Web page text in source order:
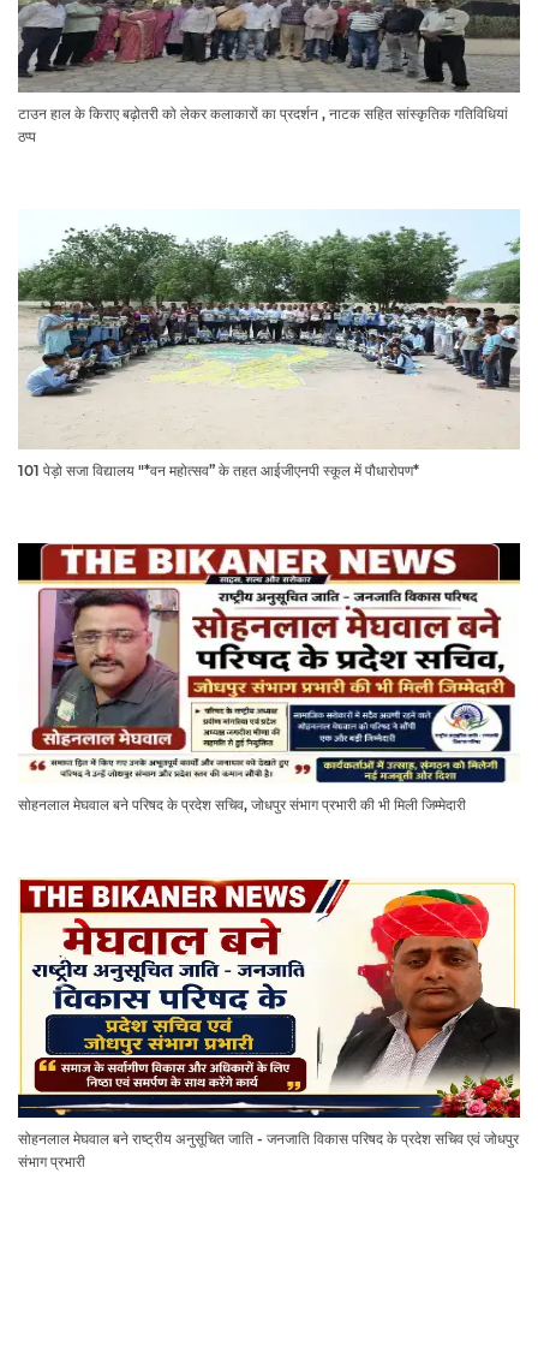
टाउन हाल के किराए बढ़ोतरी को लेकर कलाकारों का प्रदर्शन , नाटक सहित सांस्कृतिक गतिविधियां
ठप्प
101 पेड़ो सजा विद्यालय "*वन महोत्सव” के तहत आईजीएनपी स्कूल में पौधारोपण*
सोहनलाल मेघवाल बने परिषद के प्रदेश सचिव, जोधपुर संभाग प्रभारी की भी मिली जिम्मेदारी
सोहनलाल मेघवाल बने राष्ट्रीय अनुसूचित जाति - जनजाति विकास परिषद के प्रदेश सचिव एवं जोधपुर
संभाग प्रभारी